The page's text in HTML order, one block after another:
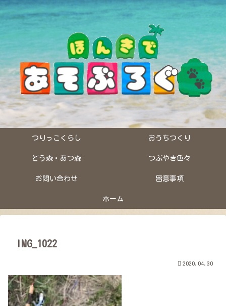
つりっこくらし おうちつくり
どう森・あつ森 つぶやき色々
お問い合わせ 留意事項
ホーム
IMG_1022
2020.04.30